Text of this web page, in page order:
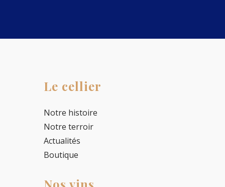
Le cellier
Notre histoire
Notre terroir
Actualités
Boutique